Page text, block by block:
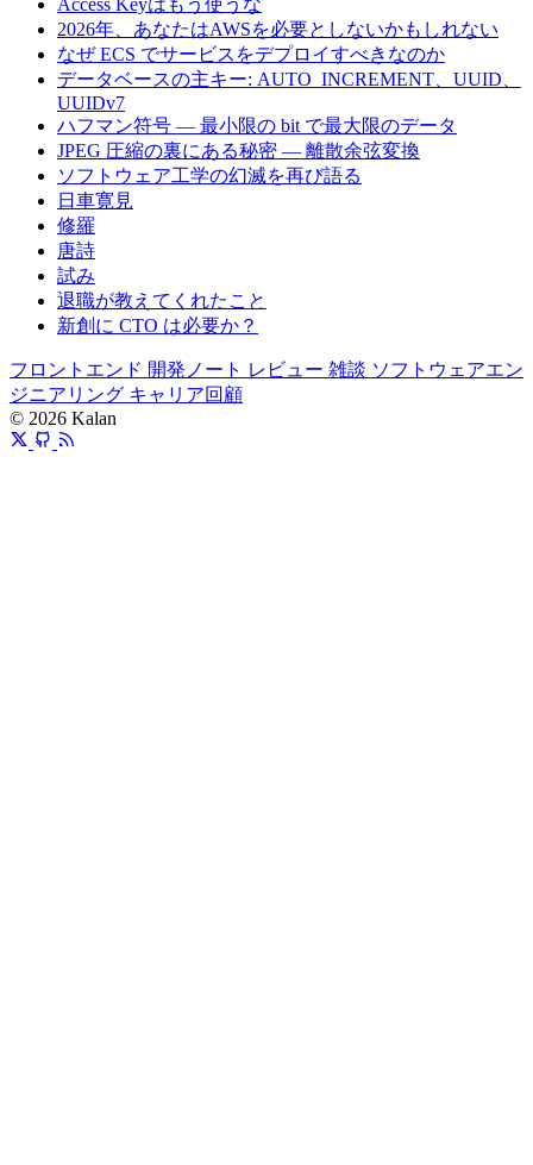
Access Keyはもう使うな
2026年、あなたはAWSを必要としないかもしれない
なぜ ECS でサービスをデプロイすべきなのか
データベースの主キー: AUTO_INCREMENT、UUID、
UUIDv7
ハフマン符号 — 最小限の bit で最大限のデータ
JPEG 圧縮の裏にある秘密 — 離散余弦変換
ソフトウェア工学の幻滅を再び語る
日車寛見
修羅
唐詩
試み
退職が教えてくれたこと
新創に CTO は必要か？
フロントエンド 開発ノート レビュー 雑談 ソフトウェアエン
ジニアリング キャリア回顧
© 2026 Kalan